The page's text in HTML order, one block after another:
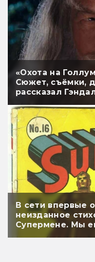
«Охота на
Сюжет, съёмки,
рассказал
В сети впервые
неизданное
Супермене. Мы